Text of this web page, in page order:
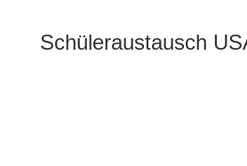
Schüleraustausch